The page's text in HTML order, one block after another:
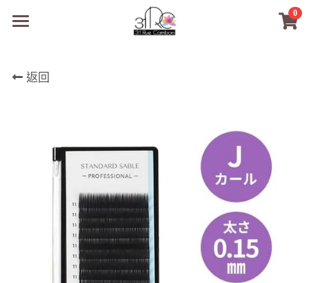
0
商品
PreMedi眼部護理
數位電子書
經典單根圓毛
超值購物金
WL睫毛
品牌開店包
OEM訂製
技術課程
最新文章
教學教室
返回
×
商品分類
所有商品分類